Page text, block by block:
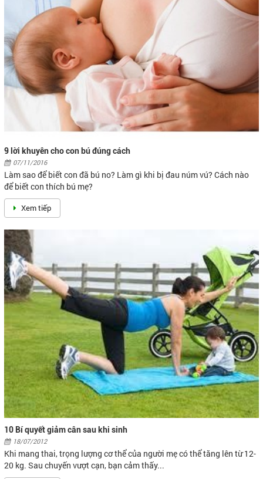
Cà gai leo - Thảo dược “gối đầu” của người men gan cao
22/05/2025
Men gan tăng cao gây ra rất nhiều hậu quả xấu và những biến chứng
nguy hiểm đối với cơ thể người bệnh. Cà gai...
9 lời khuyên cho con bú đúng cách
07/11/2016
Làm sao để biết con đã bú no? Làm gì khi bị đau núm vú? Cách nào
để biết con thích bú mẹ?
Xem tiếp